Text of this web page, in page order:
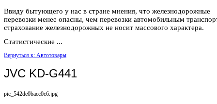
Ввиду бытующего у нас в стране мнения, что железнодорожные
перевозки менее опасны, чем перевозки автомобильным
страхование железнодорожных не носит массового характера.
Статистические ...
Вернуться к: Автотовары
JVC KD-G441
pic_542de0bacc0c6.jpg